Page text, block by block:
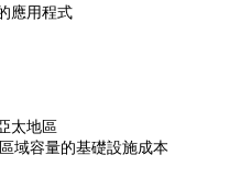
應用程式
太地區
域容量的基礎設施成本